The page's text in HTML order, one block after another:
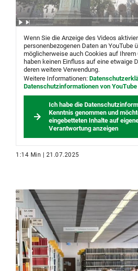
Wenn Sie die Anzeige des Videos
personenbezogenen Daten an YouTube
möglicherweise auch Cookies auf Ihrem
haben keinen Einfluss auf eine etwaige
deren weitere Verwendung.
Weitere Informationen:
Datenschutzinformationen von
Ich habe die
Kenntnis genommen und
eingebetteten Inhalte auf
Verantwortung anzeigen
1:14 Min | 21.07.2025